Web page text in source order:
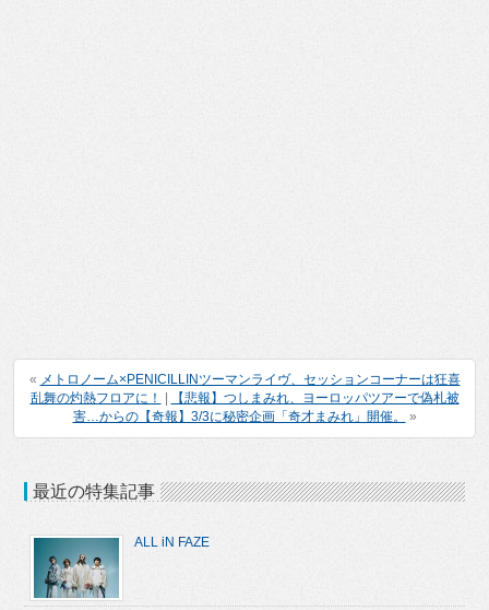
« メトロノーム×PENICILLINツーマンライヴ、セッションコーナーは狂喜
乱舞の灼熱フロアに！
【悲報】つしまみれ、ヨーロッパツアーで偽札被
害…からの【奇報】3/3に秘密企画「奇才まみれ」開催。
»
最近の特集記事
ALL iN FAZE